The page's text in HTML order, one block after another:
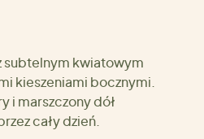
subtelnym kwiatowym
kieszeniami bocznymi.
i marszczony dół
cały dzień.